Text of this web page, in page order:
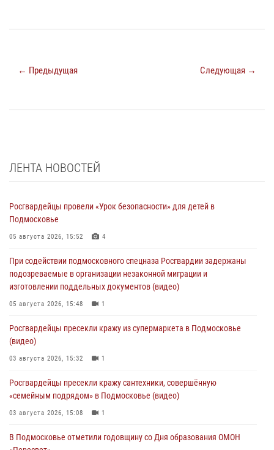
← Предыдущая Следующая →
ЛЕНТА НОВОСТЕЙ
Росгвардейцы провели «Урок безопасности» для детей в
Подмосковье
05 августа 2026, 15:52 4
При содействии подмосковного спецназа Росгвардии задержаны
подозреваемые в организации незаконной миграции и
изготовлении поддельных документов (видео)
05 августа 2026, 15:48 1
Росгвардейцы пресекли кражу из супермаркета в Подмосковье
(видео)
03 августа 2026, 15:32 1
Росгвардейцы пресекли кражу сантехники, совершённую
«семейным подрядом» в Подмосковье (видео)
03 августа 2026, 15:08 1
В Подмосковье отметили годовщину со Дня образования ОМОН